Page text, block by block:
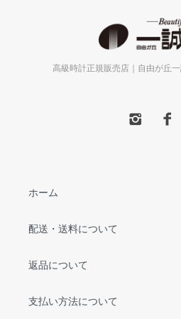
高級時計正規販売店｜自由が丘
ホーム
配送・送料について
返品について
支払い方法について